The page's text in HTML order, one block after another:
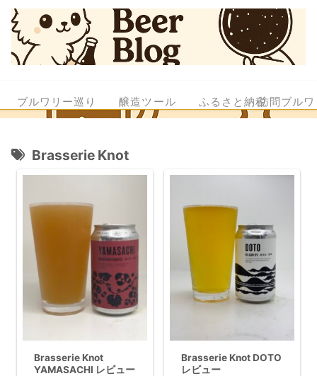
ブルワリー巡り 醸造ツール ふるさと納税訪問ブル
Brasserie Knot
Brasserie Knot
YAMASACHI レビュー
Brasserie Knot DOTO
レビュー